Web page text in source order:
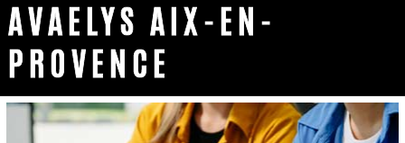
AVAELYS AIX-EN-
PROVENCE